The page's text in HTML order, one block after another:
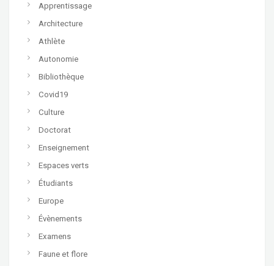
Apprentissage
Architecture
Athlète
Autonomie
Bibliothèque
Covid19
Culture
Doctorat
Enseignement
Espaces verts
Étudiants
Europe
Évènements
Examens
Faune et flore